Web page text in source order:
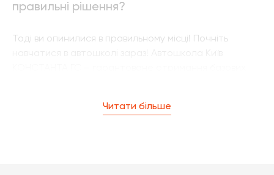
правильні рішення?
Тоді ви опинилися в правильному місці! Почніть
відповідну ліцензію. За роки своєї роботи, завдяки
Читати більше